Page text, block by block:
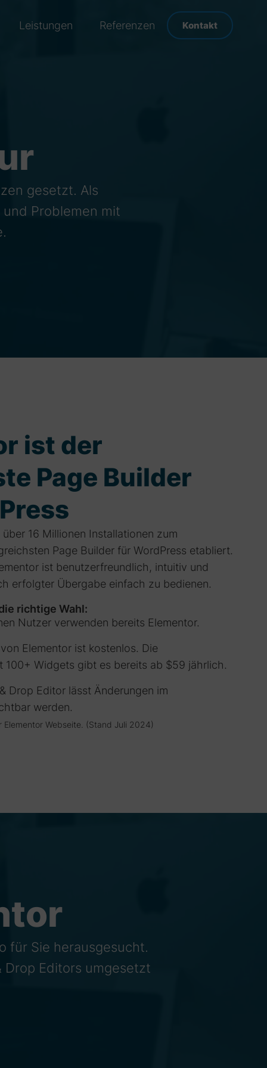
Leistungen Referenzen Kontakt
gesetzt. Als
Problemen mit
ist der
Page Builder
16 Millionen Installationen zum
Page Builder für WordPress etabliert.
ist benutzerfreundlich, intuitiv und
erfolgter Übergabe einfach zu bedienen.
richtige Wahl:
Nutzer verwenden bereits Elementor.
Elementor ist kostenlos. Die
100+ Widgets gibt es bereits ab $59 jährlich.
Drop Editor lässt Änderungen im
werden.
Webseite. (Stand Juli 2024)
für Sie herausgesucht.
Drop Editors umgesetzt